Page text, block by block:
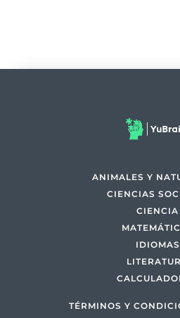
ANIMALES Y
CIENCIAS
CIENCIA
IDIOMAS
TÉRMINOS Y